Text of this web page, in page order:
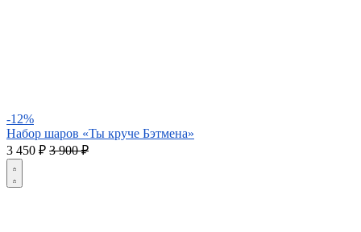
-12%
Набор шаров «Ты круче Бэтмена»
3 450 ₽ 3 900 ₽